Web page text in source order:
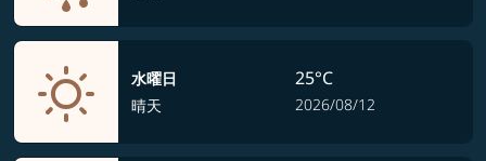
水曜日
晴天
25°C
2026/08/12